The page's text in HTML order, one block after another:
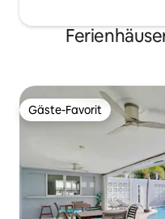
Gäste-Favorit
Gäste-Favorit